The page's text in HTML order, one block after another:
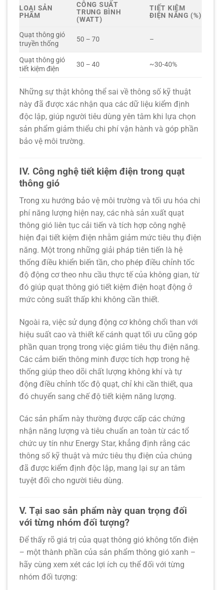
LOẠI SẢN
PHẨM
CÔNG SUẤT
TRUNG BÌNH
(WATT)
TIẾT KIỆM
ĐIỆN NĂNG (%)
Quạt thông gió
truyền thống
50 – 70 –
Quạt thông gió
tiết kiệm điện
30 – 40 ~30-40%
Những sự thật không thể sai về thông số kỹ thuật
này đã được xác nhận qua các dữ liệu kiểm định
độc lập, giúp người tiêu dùng yên tâm khi lựa chọn
sản phẩm giảm thiểu chi phí vận hành và góp phần
bảo vệ môi trường.
IV. Công nghệ tiết kiệm điện trong quạt
thông gió
Trong xu hướng bảo vệ môi trường và tối ưu hóa chi
phí năng lượng hiện nay, các nhà sản xuất quạt
thông gió liên tục cải tiến và tích hợp công nghệ
hiện đại tiết kiệm điện nhằm giảm mức tiêu thụ điện
năng. Một trong những giải pháp tiên tiến là hệ
thống điều khiển biến tần, cho phép điều chỉnh tốc
độ động cơ theo nhu cầu thực tế của không gian, từ
đó giúp quạt thông gió tiết kiệm điện hoạt động ở
mức công suất thấp khi không cần thiết.
Ngoài ra, việc sử dụng động cơ không chổi than với
hiệu suất cao và thiết kế cánh quạt tối ưu cũng góp
phần quan trọng trong việc giảm tiêu thụ điện năng.
Các cảm biến thông minh được tích hợp trong hệ
thống giúp theo dõi chất lượng không khí và tự
động điều chỉnh tốc độ quạt, chỉ khi cần thiết, qua
đó chuyển sang chế độ tiết kiệm năng lượng.
Các sản phẩm này thường được cấp các chứng
nhận năng lượng và tiêu chuẩn an toàn từ các tổ
chức uy tín như Energy Star, khẳng định rằng các
thông số kỹ thuật và mức tiêu thụ điện của chúng
đã được kiểm định độc lập, mang lại sự an tâm
tuyệt đối cho người tiêu dùng.
V. Tại sao sản phẩm này quan trọng đối
với từng nhóm đối tượng?
Để thấy rõ giá trị của quạt thông gió không tốn điện
– một thành phần của sản phẩm thông gió xanh –
hãy cùng xem xét các lợi ích cụ thể đối với từng
nhóm đối tượng: